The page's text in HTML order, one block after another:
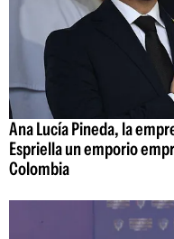
Ana Lucía Pineda, la
Espriella un emporio
Colombia